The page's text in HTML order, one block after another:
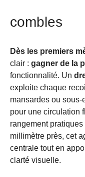
combles
Dès les premiers
clair : gagner de la
fonctionnalité. Un
exploite chaque
mansardes ou
pour une circulation
rangement
millimètre près, cet
centrale tout en
clarté visuelle.